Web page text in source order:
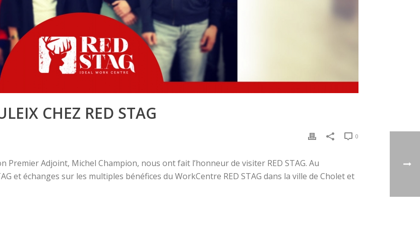
CHEZ RED STAG
0
Adjoint, Michel Champion, nous ont fait l’honneur de visiter RED STAG. Au
et échanges sur les multiples bénéfices du WorkCentre RED STAG dans la ville de Cholet et